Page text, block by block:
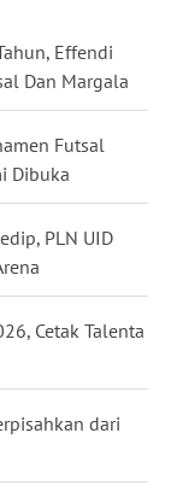
Effendi
Dan Margala
Futsal
Dibuka
PLN UID
Cetak Talenta
dari